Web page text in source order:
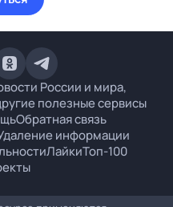
России и мира,
полезные сервисы
Обратная связь
информации
ЛайкиТоп-100